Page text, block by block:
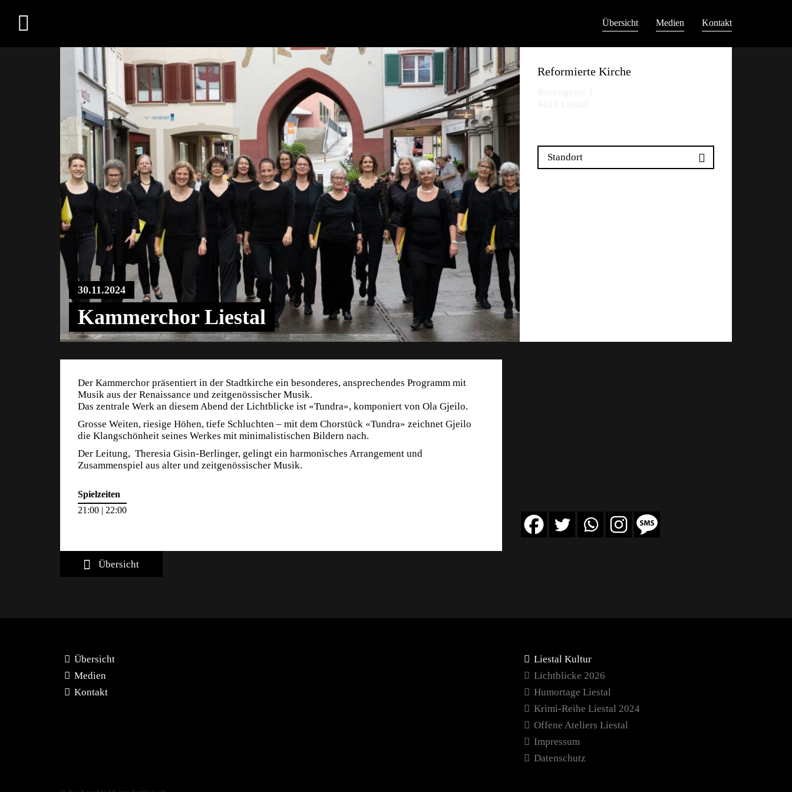
Medien
Kontakt
Übersicht Medien Kontakt
30.11.2024
Kammerchor Liestal
Der Kammerchor präsentiert in der Stadtkirche ein besonderes, ansprechendes Programm mit
Musik aus der Renaissance und zeitgenössischer Musik.
Das zentrale Werk an diesem Abend der Lichtblicke ist «Tundra», komponiert von Ola Gjeilo.
Grosse Weiten, riesige Höhen, tiefe Schluchten – mit dem Chorstück «Tundra» zeichnet Gjeilo
die Klangschönheit seines Werkes mit minimalistischen Bildern nach.
Der Leitung, Theresia Gisin-Berlinger, gelingt ein harmonisches Arrangement und
Zusammenspiel aus alter und zeitgenössischer Musik.
Spielzeiten
21:00 | 22:00
Reformierte Kirche
Standort
Übersicht
Übersicht
Medien
Kontakt
Liestal Kultur
Lichtblicke 2026
Humortage Liestal
Krimi-Reihe Liestal 2024
Offene Ateliers Liestal
Impressum
Datenschutz